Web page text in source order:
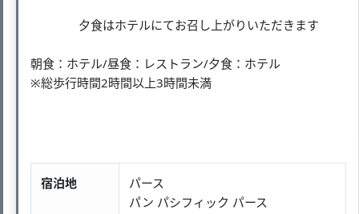
夕食はホテルにてお召し上がりいただきます
朝食：ホテル/昼食：レストラン/夕食：ホテル
※総歩行時間2時間以上3時間未満
宿泊地
パース
パン パシフィック パース